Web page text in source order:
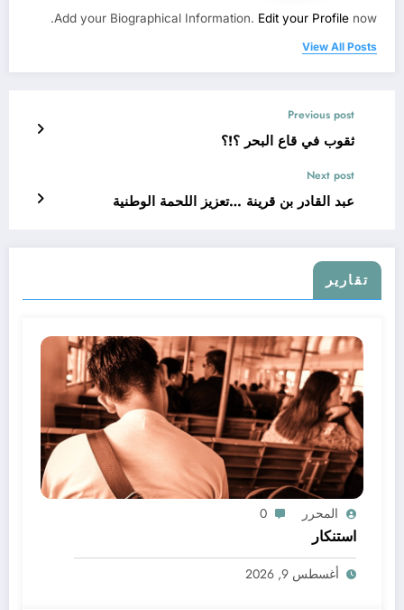
Add your Biographical Information. Edit your Profile now.
View All Posts
Previous post
ثقوب في قاع البحر ؟!؟
Next post
عبد القادر بن قرينة …تعزيز اللحمة الوطنية
تقارير
المحرر 0
استنكار
أغسطس 9, 2026